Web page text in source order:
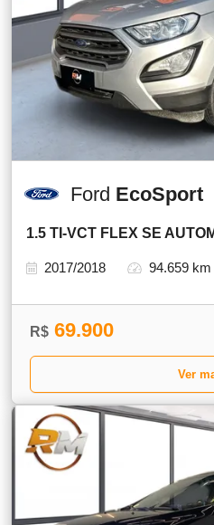
Ford EcoSport
1.5 TI-VCT FLEX SE
2017/2018 94.659 km
R$ 69.900
Ver